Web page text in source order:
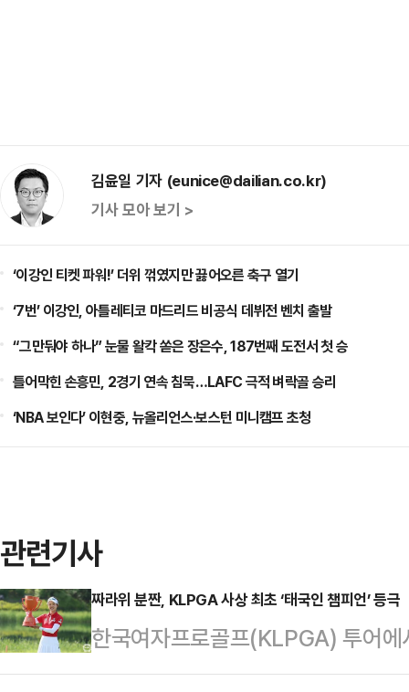
김윤일 기자 (eunice@dailian.co.kr)
기사 모아 보기 >
‘이강인 티켓 파워!’ 더위 꺾였지만 끓어오른 축구 열기
‘7번’ 이강인, 아틀레티코 마드리드 비공식 데뷔전 벤치 출발
“그만둬야 하나” 눈물 왈칵 쏟은 장은수, 187번째 도전서 첫 승
틀어막힌 손흥민, 2경기 연속 침묵…LAFC 극적 벼락골 승리
‘NBA 보인다’ 이현중, 뉴올리언스·보스턴 미니캠프 초청
관련기사
짜라위 분짠, KLPGA 사상 최초 ‘태국인 챔피언’ 등극
한국여자프로골프(KLPGA) 투어
몰아쳤다. 두 번이나 시드전을 치르